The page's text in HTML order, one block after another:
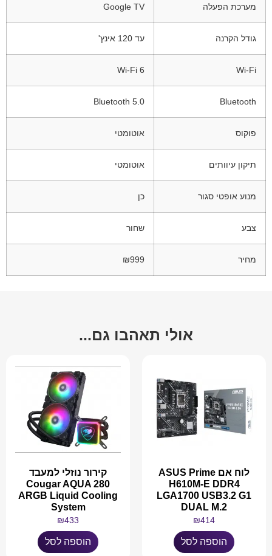
מערכת הפעלה Google TV
גודל הקרנה עד 120 אינץ'
Wi-Fi
Wi-Fi 6
Bluetooth
Bluetooth 5.0
פוקוס אוטומטי
תיקון עיוותים אוטומטי
מנוע אופטי סגור כן
צבע שחור
מחיר ₪999
אולי תאהבו גם...
לוח אם ASUS Prime
H610M-E DDR4
LGA1700 USB3.2 G1
DUAL M.2
₪414
הוספה לסל
קירור נוזלי למעבד
Cougar AQUA 280
ARGB Liquid Cooling
System
₪433
הוספה לסל